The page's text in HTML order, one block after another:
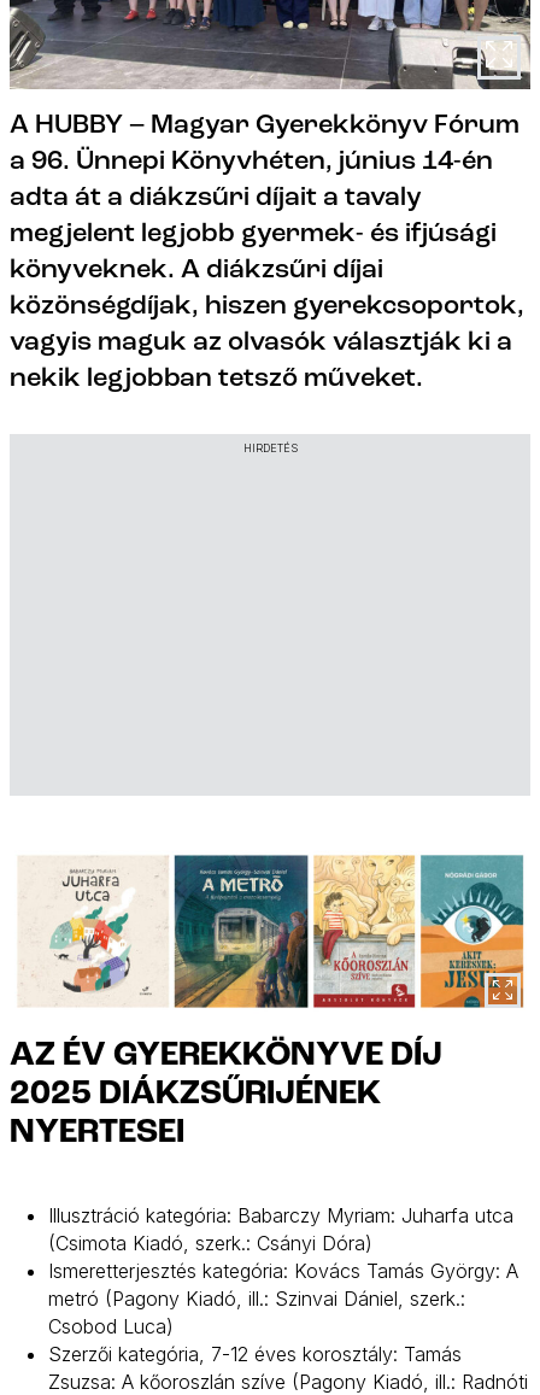
A HUBBY – Magyar Gyerekkönyv Fórum
a 96. Ünnepi Könyvhéten, június 14-én
adta át a diákzsűri díjait a tavaly
megjelent legjobb gyermek- és ifjúsági
könyveknek. A diákzsűri díjai
közönségdíjak, hiszen gyerekcsoportok,
vagyis maguk az olvasók választják ki a
nekik legjobban tetsző műveket.
HIRDETÉS
AZ ÉV GYEREKKÖNYVE DÍJ
2025 DIÁKZSŰRIJÉNEK
NYERTESEI
Illusztráció kategória: Babarczy Myriam: Juharfa utca
(Csimota Kiadó, szerk.: Csányi Dóra)
Ismeretterjesztés kategória: Kovács Tamás György: A
metró (Pagony Kiadó, ill.: Szinvai Dániel, szerk.:
Csobod Luca)
Szerzői kategória, 7-12 éves korosztály: Tamás
Zsuzsa: A kőoroszlán szíve (Pagony Kiadó, ill.: Radnóti